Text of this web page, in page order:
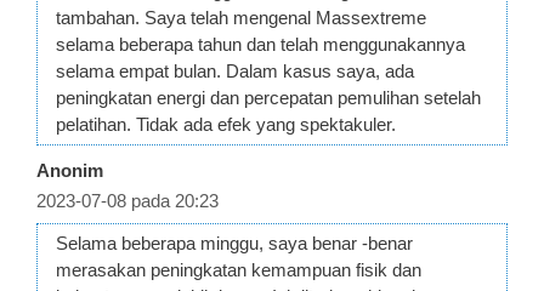
tambahan. Saya telah mengenal Massextreme
selama beberapa tahun dan telah menggunakannya
selama empat bulan. Dalam kasus saya, ada
peningkatan energi dan percepatan pemulihan setelah
pelatihan. Tidak ada efek yang spektakuler.
Anonim
2023-07-08 pada 20:23
Selama beberapa minggu, saya benar -benar
merasakan peningkatan kemampuan fisik dan